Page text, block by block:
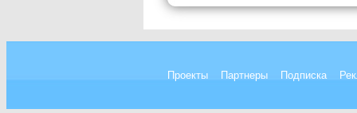
Проекты Партнеры Подписка